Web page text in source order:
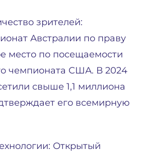
зрителей:
Австралии по праву
место по посещаемости
чемпионата США. В 2024
свыше 1,1 миллиона
его всемирную
Открытый